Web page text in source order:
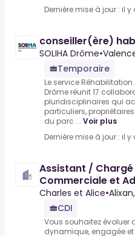
Dernière mise à jour : il
conseiller(ère)
SOLIHA Drôme•
Temporaire
Le service
Drôme réunit 17
pluridisciplinaires qui
particuliers,
du parc ... Voir plus
Dernière mise à jour : il y
Assistant /
Commerciale et
(H/F)
Charles et Alice•
CDI
Vous souhaitez évoluer
dynamique, engagée